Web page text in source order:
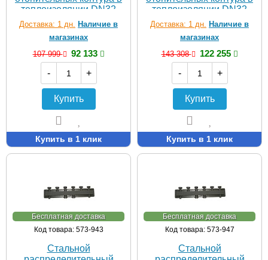
теплоизоляции DN32
Доставка: 1 дн. Наличие в
магазинах
107 999
92 133
-
+
Купить
Купить в 1 клик
теплоизоляции DN32
Доставка: 1 дн. Наличие в
магазинах
143 308
122 255
-
+
Купить
Купить в 1 клик
Бесплатная доставка
Код товара: 573-943
Стальной
Бесплатная доставка
Код товара: 573-947
Стальной